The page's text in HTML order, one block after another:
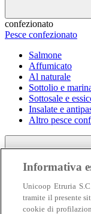
confezionato
Pesce confezionato
Salmone
Affumicato
Al naturale
Sottolio e
Sottosale e
Insalate e
Altro pesce
Informativa
Unicoop Etruria
tramite il presente
cookie di